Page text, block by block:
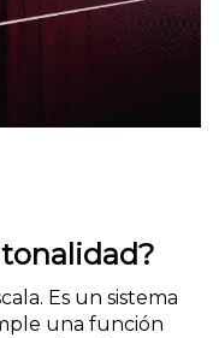
Es un sistema
una función